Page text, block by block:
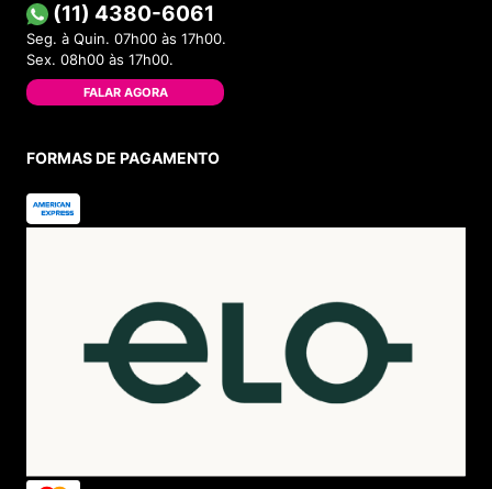
(11) 4380-6061
Seg. à Quin. 07h00 às 17h00.
Sex. 08h00 às 17h00.
FALAR AGORA
FORMAS DE PAGAMENTO